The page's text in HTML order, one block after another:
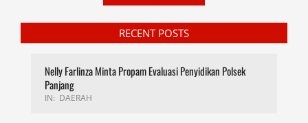
RECENT POSTS
Nelly Farlinza Minta Propam Evaluasi Penyidikan Polsek
Panjang
IN: DAERAH